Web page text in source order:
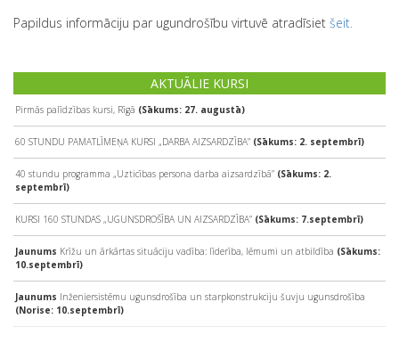
Papildus informāciju par ugundrošību virtuvē atradīsiet šeit.
AKTUĀLIE KURSI
Pirmās palīdzības kursi, Rīgā (Sākums: 27. augustā)
60 STUNDU PAMATLĪMEŅA KURSI „DARBA AIZSARDZĪBA” (Sākums: 2. septembrī)
40 stundu programma „Uzticības persona darba aizsardzībā” (Sākums: 2.
septembrī)
KURSI 160 STUNDAS „UGUNSDROŠĪBA UN AIZSARDZĪBA” (Sākums: 7.septembrī)
Jaunums Krīžu un ārkārtas situāciju vadība: līderība, lēmumi un atbildība (Sākums:
10.septembrī)
Jaunums Inženiersistēmu ugunsdrošība un starpkonstrukciju šuvju ugunsdrošība
(Norise: 10.septembrī)